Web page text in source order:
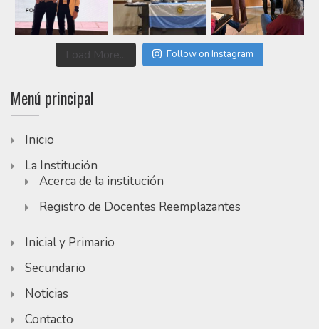
Load More... Follow on Instagram
Menú principal
Inicio
La Institución
Acerca de la institución
Registro de Docentes Reemplazantes
Inicial y Primario
Secundario
Noticias
Contacto